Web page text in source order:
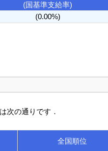
(国基準支給率)
(0.00%)
次の通りです．
全国順位